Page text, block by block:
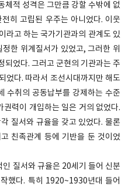
체적 성격은 그만큼 강할 수밖에 없
히 고립된 우주는 아니었다. 이웃
라고 하는 국가기관과의 관계도 있
한 위계질서가 있었고,그러한 위
되었다. 그러고 군현의 기관과는 주
었다. 따라서 조선시대까지만 해도
수취의 공동납부를 강제하는 수준
권력이 개입하는 일은 거의 없었다.
질서와 규율을 갖고 있었다.물론
친족관계 등에 기반을 둔 것이었
인 질서와 규율은 20세기 들어 신분
했다. 특히 1920~1930년대 들어